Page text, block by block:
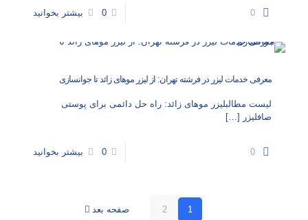
0
0 بیشتر بخوانید
معرفی خدمات لیزر در فرشته تهران: از لیزر موهای زائد تا جوانسازی
لیست مطالبلیزر موهای زائد: راه‌ حل دائمی برای پوستی
صافلیزر
[…]
0
0 بیشتر بخوانید
1
2 صفحه بعد